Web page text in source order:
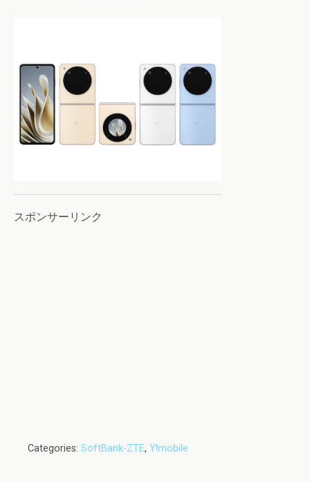
スポンサーリンク
Categories: SoftBank-ZTE, Y!mobile